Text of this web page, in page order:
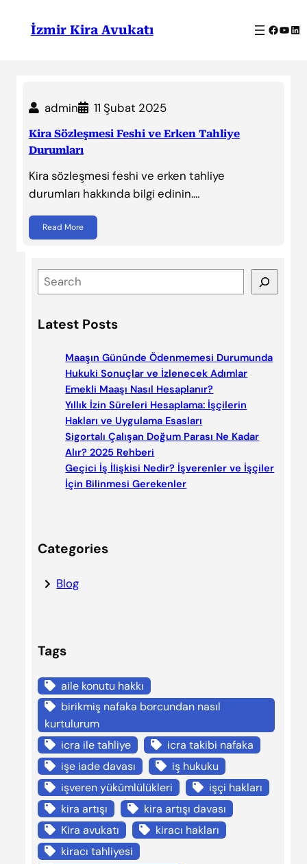
İzmir Kira Avukatı
admin 11 Şubat 2025
Kira Sözleşmesi Feshi ve Erken Tahliye
Durumları
Kira sözleşmesi feshi ve erken tahliye
durumları hakkında bilgi edinin.…
Read More
e
r
Latest Posts
Maaşın Gününde Ödenmemesi Durumunda
Hukuki Sonuçlar ve İzlenecek Adımlar
Emekli Maaşı Nasıl Hesaplanır?
Yıllık İzin Süreleri Hesaplama: İşçilerin
Hakları ve Uygulama Esasları
Sigortalı Çalışan Doğum Parası Ne Kadar
Alır? 2025 Rehberi
Geçici İş İlişkisi Nedir? İşverenler ve İşçiler
İçin Bilinmesi Gerekenler
Categories
Blog
Tags
aile konutu hakkı
birikmiş nafaka borcundan nasıl
kurtulurum
icra ile tahliye
icra takibi nafaka
işe iade davası
iş hukuku
işveren yükümlülükleri
işçi hakları
kira artışı
kira artışı davası
Kira avukatı
kiracı hakları
kiracı tahliyesi